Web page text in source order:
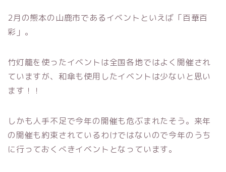
2月の熊本の山鹿市であるイベントといえば「百華百
彩」。
竹灯籠を使ったイベントは全国各地ではよく開催され
ていますが、和傘も使用したイベントは少ないと思い
ます！！
しかも人手不足で今年の開催も危ぶまれたそう。来年
の開催も約束されているわけではないので今年のうち
に行っておくべきイベントとなっています。